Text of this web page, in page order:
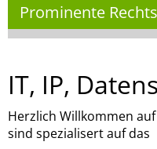
Prominente
IT, IP,
Herzlich Willkommen
sind spezialisert auf das